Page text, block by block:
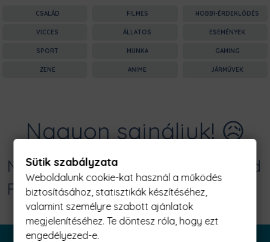
CSALÁD FILMES HOBBI-ÉRDEKLŐDÉS
VICCES ÁLLATOS ESEMÉNYEK
SPORT MUNKA GAMING
ZENE ANIME JÁRMŰVEK
Nagyon sajnáljuk! 😥
Nincs találat erre: "deers on the field
Férfi Póló"
Sütik szabályzata
Weboldalunk cookie-kat használ a működés
biztosításához, statisztikák készítéséhez,
valamint személyre szabott ajánlatok
megjelenítéséhez. Te döntesz róla, hogy ezt
engedélyezed-e.